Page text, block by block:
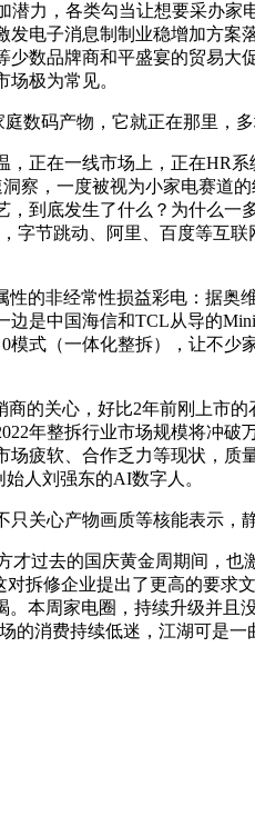
，各类勾当让想要采办家
电子消息制制业稳增加方案
数品牌商和平盛宴的贸易
极为常见。
码产物，它就正在那里，多
在一线市场上，正在HR系
察，一度被视为小家电赛道
到底发生了什么？为什么
节跳动、阿里、百度等互
非经常性损益彩电：据奥
是中国海信和TCL从导的
式（一体化整拆），让不少
关心，好比2年前刚上市
年整拆行业市场规模将冲
疲软、合作乏力等现状，
人刘强东的AI数字人。
心产物画质等核能表示，
去的国庆黄金周期间，也
拆修企业提出了更高的要求
本周家电圈，持续升级并且
消费持续低迷，江湖可是一